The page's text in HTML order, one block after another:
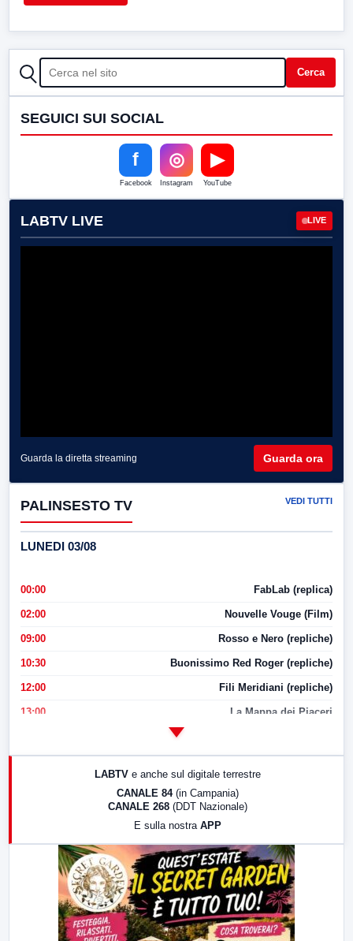
CERCA Cerca
SEGUICI SUI SOCIAL
f
Facebook
◎
Instagram
▶
YouTube
LABTV LIVE LIVE
Guarda la diretta streaming Guarda ora
PALINSESTO TV VEDI TUTTI
LUNEDI 03/08
00:00 FabLab (replica)
02:00 Nouvelle Vouge (Film)
09:00 Rosso e Nero (repliche)
10:30 Buonissimo Red Roger (repliche)
12:00 Fili Meridiani (repliche)
13:00 La Mappa dei Piaceri
LabNews (replica)
LABTV e anche sul digitale terrestre
CANALE 84 (in Campania)
CANALE 268 (DDT Nazionale)
E sulla nostra APP